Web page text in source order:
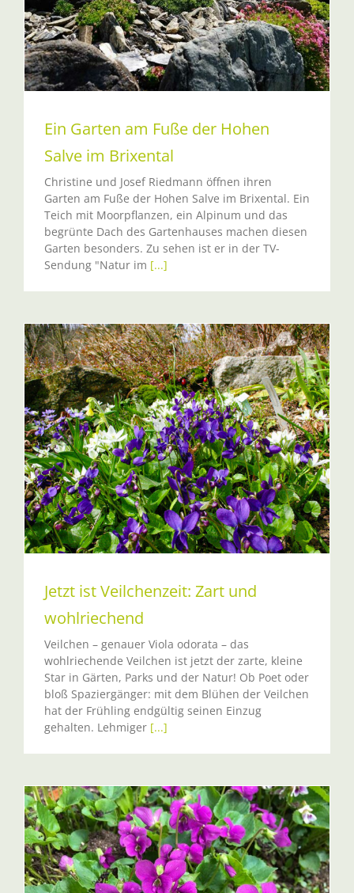
Ein Garten am Fuße der Hohen
Salve im Brixental
Christine und Josef Riedmann öffnen ihren
Garten am Fuße der Hohen Salve im Brixental. Ein
Teich mit Moorpflanzen, ein Alpinum und das
begrünte Dach des Gartenhauses machen diesen
Garten besonders. Zu sehen ist er in der TV-
Sendung "Natur im [...]
Jetzt ist Veilchenzeit: Zart und
wohlriechend
Veilchen – genauer Viola odorata – das
wohlriechende Veilchen ist jetzt der zarte, kleine
Star in Gärten, Parks und der Natur! Ob Poet oder
bloß Spaziergänger: mit dem Blühen der Veilchen
hat der Frühling endgültig seinen Einzug
gehalten. Lehmiger [...]